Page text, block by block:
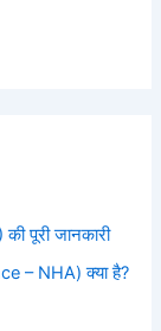
पूरी जानकारी
– NHA) क्या है?